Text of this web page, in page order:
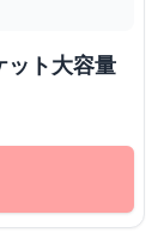
ット大容量